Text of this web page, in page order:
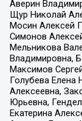
Аверин
Щур Николай
Мосин Алексей
Симонов
Мельникова
Владимировна,
Максимов
Голубева Елена
Алексеевна,
Юрьевна,
Екатерина